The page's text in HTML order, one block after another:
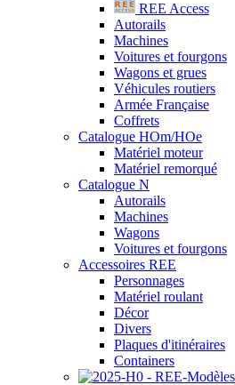
REE Access
Autorails
Machines
Voitures et fourgons
Wagons et grues
Véhicules routiers
Armée Française
Coffrets
Catalogue HOm/HOe
Matériel moteur
Matériel remorqué
Catalogue N
Autorails
Machines
Wagons
Voitures et fourgons
Accessoires REE
Personnages
Matériel roulant
Décor
Divers
Plaques d'itinéraires
Containers